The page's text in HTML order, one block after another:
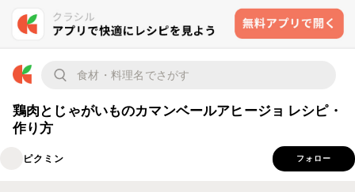
鶏肉とじゃがいものカマンベールアヒージョ レシピ・
作り方
ピクミン フォロー